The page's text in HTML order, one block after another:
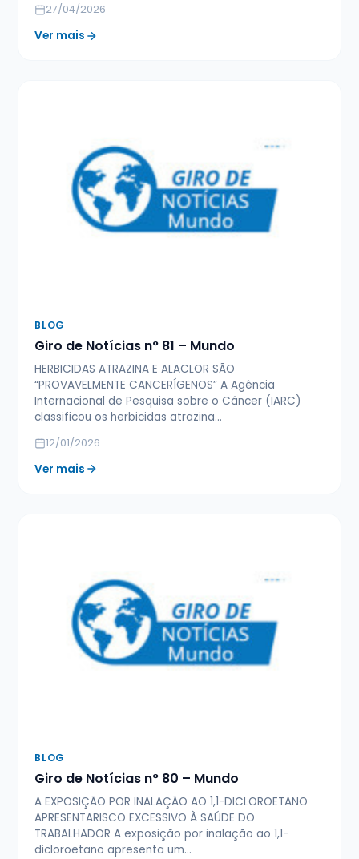
27/04/2026
Ver mais
BLOG
Giro de Notícias n° 81 – Mundo
HERBICIDAS ATRAZINA E ALACLOR SÃO
“PROVAVELMENTE CANCERÍGENOS” A Agência
Internacional de Pesquisa sobre o Câncer (IARC)
classificou os herbicidas atrazina…
12/01/2026
Ver mais
BLOG
Giro de Notícias n° 80 – Mundo
A EXPOSIÇÃO POR INALAÇÃO AO 1,1-DICLOROETANO
APRESENTARISCO EXCESSIVO À SAÚDE DO
TRABALHADOR A exposição por inalação ao 1,1-
dicloroetano apresenta um…